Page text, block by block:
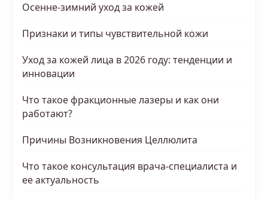
Осенне-зимний уход за кожей
Признаки и типы чувствительной кожи
Уход за кожей лица в 2026 году: тенденции и
инновации
Что такое фракционные лазеры и как они
работают?
Причины Возникновения Целлюлита
Что такое консультация врача-специалиста и
ее актуальность